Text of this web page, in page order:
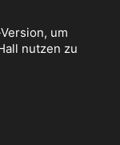
um
nutzen zu